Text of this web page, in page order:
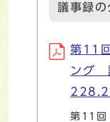
議事録の
第11
ング
第11回